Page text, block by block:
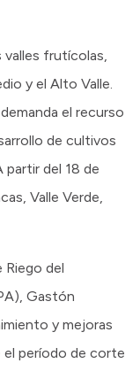
frutícolas,
y el Alto Valle.
el recurso
de cultivos
partir del 18 de
Valle Verde,
del
Gastón
y mejoras
el período de corte